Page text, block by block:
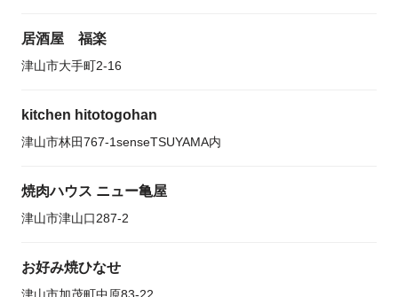
居酒屋 福楽
津山市大手町2-16
kitchen hitotogohan
津山市林田767-1senseTSUYAMA内
焼肉ハウス ニュー亀屋
津山市津山口287-2
お好み焼ひなせ